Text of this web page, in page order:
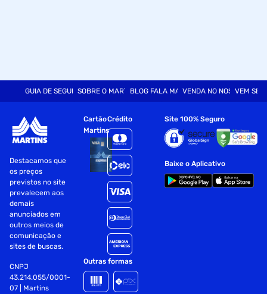
GUIA DE SEGURANÇASOBRE O MARTINSBLOG FALA MARTVENDA NO NOSSO SITE
VEM SER
Destacamos que
os preços
previstos no site
prevalecem aos
demais
anunciados em
outros meios de
comunicação e
sites de buscas.
CNPJ
43.214.055/0001-
07 | Martins
Cartão
Martins
Crédito
Outras formas
Site 100% Seguro
Baixe o Aplicativo